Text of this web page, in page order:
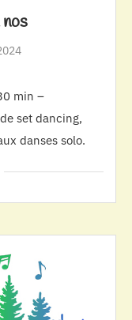
min –
set dancing,
danses solo.